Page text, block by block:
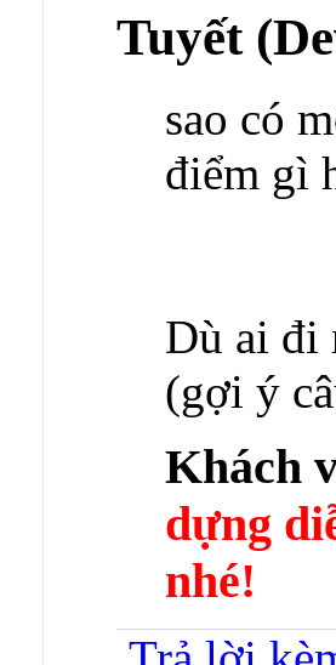
Tuyết
sao có
điểm gì
Dù ai đi
(gợi ý
Khách
dựng
nhé!